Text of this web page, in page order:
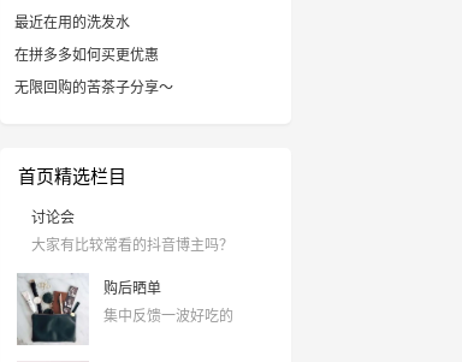
最近在用的洗发水
在拼多多如何买更优惠
无限回购的苦茶子分享～
首页精选栏目
讨论会
大家有比较常看的抖音博主吗？
购后晒单
集中反馈一波好吃的